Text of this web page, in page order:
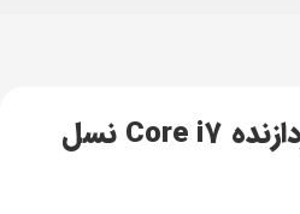
لپ تاپ گیمینگ ریزر بلید Razer Blade 14 rz09 پردازنده Core i7 نسل